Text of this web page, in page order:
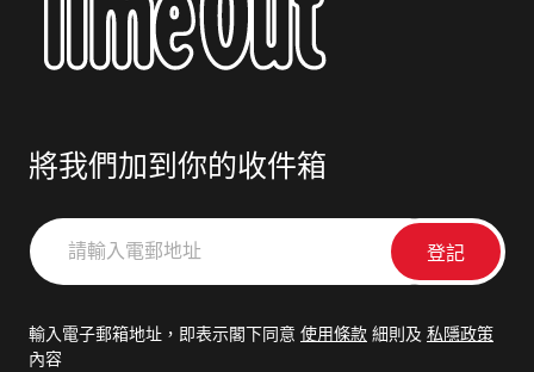
將我們加到你的收件箱
請
輸
郵
輸入電子郵箱地址，即表示閣下同意 使用條款 細則及 私隱政策
內容